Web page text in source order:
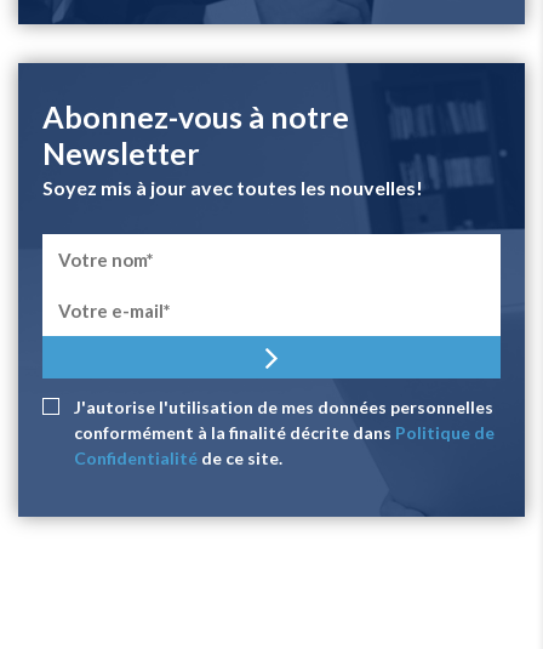
Abonnez-vous à notre
Newsletter
Soyez mis à jour avec toutes les nouvelles!
J'autorise l'utilisation de mes données personnelles
conformément à la finalité décrite dans Politique de
Confidentialité de ce site.